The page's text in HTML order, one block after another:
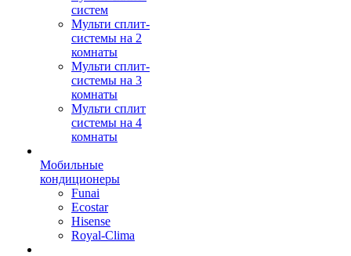
систем
Мульти сплит-
системы на 2
комнаты
Мульти сплит-
системы на 3
комнаты
Мульти сплит
системы на 4
комнаты
Мобильные
кондиционеры
Funai
Ecostar
Hisense
Royal-Clima